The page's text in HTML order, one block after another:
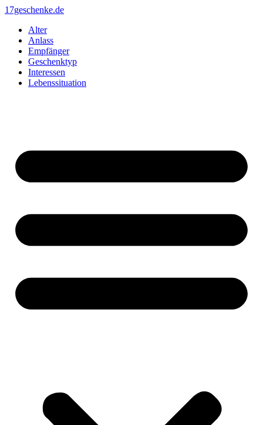
Zum
springen
17geschenke.de
Alter
Anlass
Empfänger
Geschenktyp
Interessen
Lebenssituation